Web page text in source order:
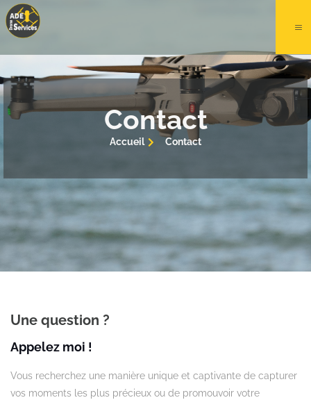
Contact
Accueil Contact
Une question ?
Appelez moi !
Vous recherchez une manière unique et captivante de capturer
vos moments les plus précieux ou de promouvoir votre